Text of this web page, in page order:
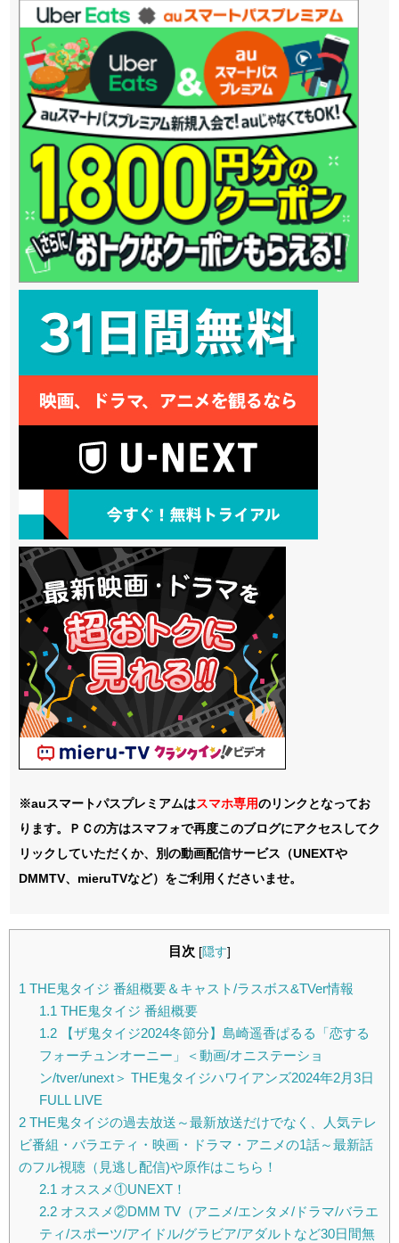
※auスマートパスプレミアムはスマホ専用のリンクとなってお
ります。ＰＣの方はスマフォで再度このブログにアクセスしてク
リックしていただくか、別の動画配信サービス（UNEXTや
DMMTV、mieruTVなど）をご利用くださいませ。
目次 [隠す]
1 THE鬼タイジ 番組概要＆キャスト/ラスボス&TVer情報
1.1 THE鬼タイジ 番組概要
1.2【ザ鬼タイジ2024冬節分】島崎遥香ぱるる「恋する
フォーチュンオーニー」＜動画/オニステーショ
ン/tver/unext＞ THE鬼タイジハワイアンズ2024年2月3日
FULL LIVE
2 THE鬼タイジの過去放送～最新放送だけでなく、人気テレ
ビ番組・バラエティ・映画・ドラマ・アニメの1話～最新話
のフル視聴（見逃し配信)や原作はこちら！
2.1 オススメ①UNEXT！
2.2オススメ②DMM TV（アニメ/エンタメ/ドラマ/バラエ
ティ/スポーツ/アイドル/グラビア/アダルトなど30日間無